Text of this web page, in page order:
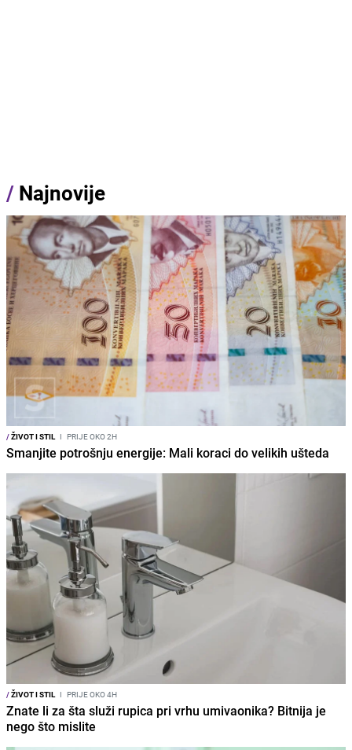
/ Najnovije
/ŽIVOT I STIL I PRIJE OKO 2H
Smanjite potrošnju energije: Mali koraci do velikih ušteda
/ŽIVOT I STIL I PRIJE OKO 4H
Znate li za šta služi rupica pri vrhu umivaonika? Bitnija je
nego što mislite